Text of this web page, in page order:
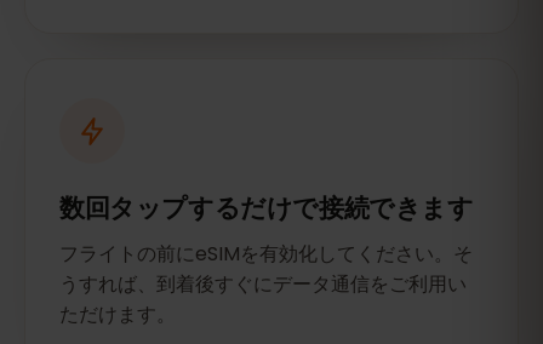
数回タップするだけで接続できます
フライトの前にeSIMを有効化してください。そ
うすれば、到着後すぐにデータ通信をご利用い
ただけます。